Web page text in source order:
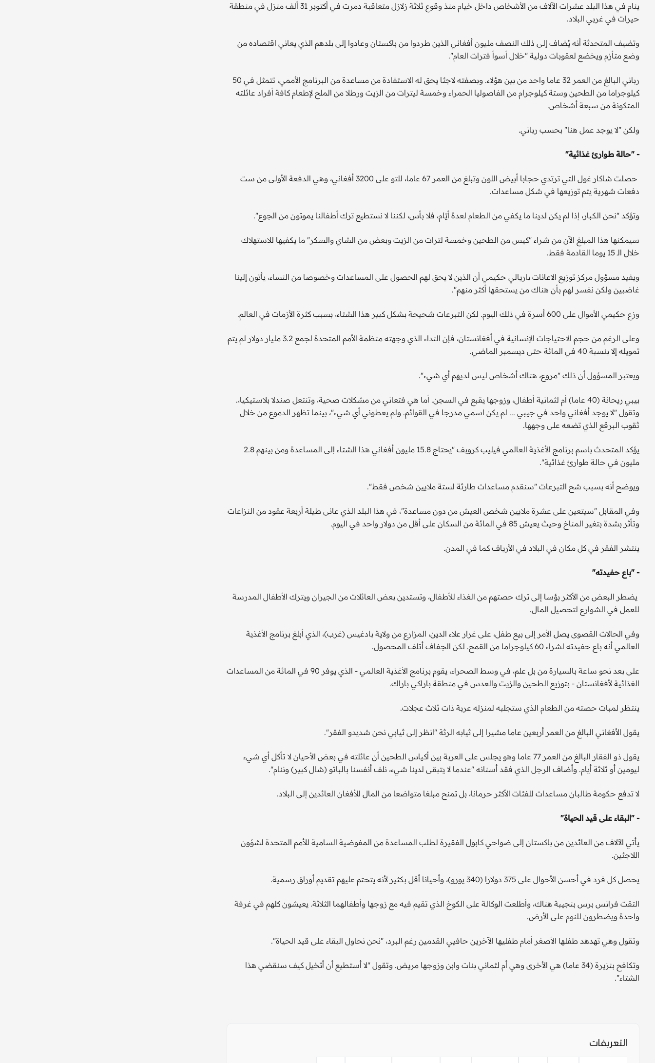
ينام في هذا البلد عشرات الآلاف من الأشخاص داخل خيام منذ وقوع ثلاثة زلازل متعاقبة دمرت في أكتوبر 31 ألف منزل في منطقة
حيرات في غربي البلاد.
وتضيف المتحدثة أنه يُضاف إلى ذلك النصف مليون أفغاني الذين طردوا من باكستان وعادوا إلى بلدهم الذي يعاني اقتصاده من
وضع متأزم ويخضع لعقوبات دولية "خلال أسوأ فترات العام".
رباني البالغ من العمر 32 عاما واحد من بين هؤلاء. وبصفته لاجئا يحق له الاستفادة من مساعدة من البرنامج الأممي، تتمثل في 50
كيلوجراما من الطحين وستة كيلوجرام من الفاصوليا الحمراء وخمسة ليترات من الزيت ورطلا من الملح لإطعام كافة أفراد عائلته
المتكونة من سبعة أشخاص.
ولكن "لا يوجد عمل هنا" بحسب رباني.
- "حالة طوارئ غذائية"
حصلت شاكار غول التي ترتدي حجابا أبيض اللون وتبلغ من العمر 67 عاما، للتو على 3200 أفغاني، وهي الدفعة الأولى من ست
دفعات شهرية يتم توزيعها في شكل مساعدات.
وتؤكد "نحن الكبار، إذا لم يكن لدينا ما يكفي من الطعام لعدة أيّام، فلا بأس، لكننا لا نستطيع ترك أطفالنا يموتون من الجوع".
سيمكنها هذا المبلغ الآن من شراء "كيس من الطحين وخمسة لترات من الزيت وبعض من الشاي والسكر" ما يكفيها للاستهلاك
خلال الـ 15 يوما القادمة فقط.
ويفيد مسؤول مركز توزيع الاعانات باريالي حكيمي أن الذين لا يحق لهم الحصول على المساعدات وخصوصا من النساء، يأتون إلينا
غاضبين ولكن نفسر لهم بأن هناك من يستحقها أكثر منهم".
وزع حكيمي الأموال على 600 أسرة في ذلك اليوم. لكن التبرعات شحيحة بشكل كبير هذا الشتاء، بسبب كثرة الأزمات في العالم.
وعلى الرغم من حجم الاحتياجات الإنسانية في أفغانستان، فإن النداء الذي وجهته منظمة الأمم المتحدة لجمع 3.2 مليار دولار لم يتم
تمويله إلا بنسبة 40 في المائة حتى ديسمبر الماضي.
ويعتبر المسؤول أن ذلك "مروع، هناك أشخاص ليس لديهم أي شيء".
بيبي ريحانة (40 عاما) أم لثمانية أطفال، وزوجها يقبع في السجن. أما هي فتعاني من مشكلات صحية، وتنتعل صندلا بلاستيكيا،.
وتقول "لا يوجد أفغاني واحد في جيبي ... لم يكن اسمي مدرجا في القوائم. ولم يعطوني أي شيء"، بينما تظهر الدموع من خلال
ثقوب البرقع الذي تضعه على وجهها.
يؤكد المتحدث باسم برنامج الأغذية العالمي فيليب كروبف "يحتاج 15.8 مليون أفغاني هذا الشتاء إلى المساعدة ومن بينهم 2.8
مليون في حالة طوارئ غذائية".
ويوضح أنه بسبب شح التبرعات "سنقدم مساعدات طارئة لستة ملايين شخص فقط".
وفي المقابل "سيتعين على عشرة ملايين شخص العيش من دون مساعدة"، في هذا البلد الذي عانى طيلة أربعة عقود من النزاعات
وتأثر بشدة بتغير المناخ وحيث يعيش 85 في المائة من السكان على أقل من دولار واحد في اليوم.
ينتشر الفقر في كل مكان في البلاد في الأرياف كما في المدن.
- "باع حفيدته"
يضطر البعض من الأكثر بؤسا إلى ترك حصتهم من الغذاء للأطفال، وتستدين بعض العائلات من الجيران ويترك الأطفال المدرسة
للعمل في الشوارع لتحصيل المال.
وفي الحالات القصوى يصل الأمر إلى بيع طفل، على غرار علاء الدين، المزارع من ولاية بادغيس (غرب)، الذي أبلغ برنامج الأغذية
العالمي أنه باع حفيدته لشراء 60 كيلوجراما من القمح. لكن الجفاف أتلف المحصول.
على بعد نحو ساعة بالسيارة من بل علم، في وسط الصحراء، يقوم برنامج الأغذية العالمي - الذي يوفر 90 في المائة من المساعدات
الغذائية لأفغانستان - بتوزيع الطحين والزيت والعدس في منطقة باراكي باراك.
ينتظر لمبات حصته من الطعام الذي ستجلبه لمنزله عربة ذات ثلاث عجلات.
يقول الأفغاني البالغ من العمر أربعين عاما مشيرا إلى ثيابه الرثة "انظر إلى ثيابي نحن شديدو الفقر".
يقول ذو الفقار البالغ من العمر 77 عاما وهو يجلس على العربة بين أكياس الطحين أن عائلته في بعض الأحيان لا تأكل أي شيء
ليومين أو ثلاثة أيام. وأضاف الرجل الذي فقد أسنانه "عندما لا يتبقى لدينا شيء، نلف أنفسنا بالباتو (شال كبير) وننام".
لا تدفع حكومة طالبان مساعدات للفئات الأكثر حرمانا، بل تمنح مبلغا متواضعا من المال للأفغان العائدين إلى البلاد.
- "البقاء على قيد الحياة"
يأتي الآلاف من العائدين من باكستان إلى ضواحي كابول الفقيرة لطلب المساعدة من المفوضية السامية للأمم المتحدة لشؤون
اللاجئين.
يحصل كل فرد في أحسن الأحوال على 375 دولارا (340 يورو)، وأحيانا أقل بكثير لأنه يتحتم عليهم تقديم أوراق رسمية.
التقت فرانس برس بنجيبة هناك، وأطلعت الوكالة على الكوخ الذي تقيم فيه مع زوجها وأطفالهما الثلاثة. يعيشون كلهم في غرفة
واحدة ويضطرون للنوم على الأرض.
وتقول وهي تهدهد طفلها الأصغر أمام طفليها الآخرين حافيي القدمين رغم البرد، "نحن نحاول البقاء على قيد الحياة".
وتكافح بنزيرة (34 عاما) هي الأخرى وهي أم لثماني بنات وابن وزوجها مريض. وتقول "لا أستطيع أن أتخيل كيف سنقضي هذا
الشتاء".
التعريفات